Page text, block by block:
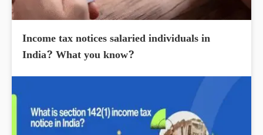
Income tax notices salaried individuals in
India? What you know?